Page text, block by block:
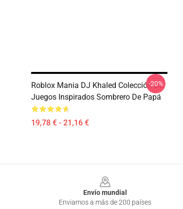
Roblox Mania DJ Khaled Colección De
Juegos Inspirados Sombrero De Papá
19,78 € - 21,16 €
-20%
Envío mundial
Enviamos a más de 200 países